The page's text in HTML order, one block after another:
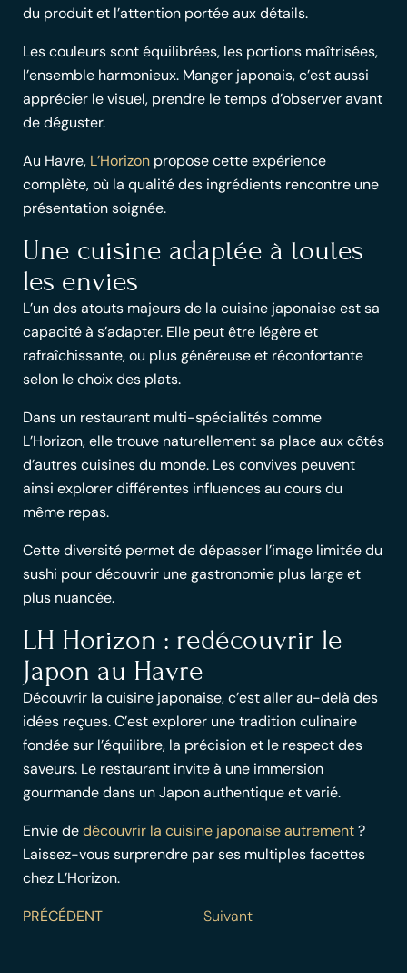
du produit et l’attention portée aux détails.
Les couleurs sont équilibrées, les portions maîtrisées,
l’ensemble harmonieux. Manger japonais, c’est aussi
apprécier le visuel, prendre le temps d’observer avant
de déguster.
Au Havre, L’Horizon propose cette expérience
complète, où la qualité des ingrédients rencontre une
présentation soignée.
Une cuisine adaptée à toutes
les envies
L’un des atouts majeurs de la cuisine japonaise est sa
capacité à s’adapter. Elle peut être légère et
rafraîchissante, ou plus généreuse et réconfortante
selon le choix des plats.
Dans un restaurant multi-spécialitéscomme
L’Horizon, elle trouve naturellement sa place aux côtés
d’autres cuisines du monde. Les convives peuvent
ainsi explorer différentes influences au cours du
même repas.
Cette diversité permet de dépasser l’image limitée du
sushi pour découvrir unegastronomie plus largeet
plus nuancée.
LH Horizon : redécouvrir le
Japon au Havre
Découvrir la cuisine japonaise, c’est aller au-delà des
idées reçues. C’est explorer unetradition culinaire
fondée sur l’équilibre, la précision et le respect des
saveurs. Le restaurant invite à une immersion
gourmande dans un Japon authentique et varié.
Envie dedécouvrir la cuisine japonaise autrement?
Laissez-vous surprendre par ses multiples facettes
chez L’Horizon.
PRÉCÉDENT
Suivant